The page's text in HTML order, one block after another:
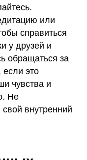
или
справиться
у друзей и
обращаться за
это
чувства и
Не
внутренний